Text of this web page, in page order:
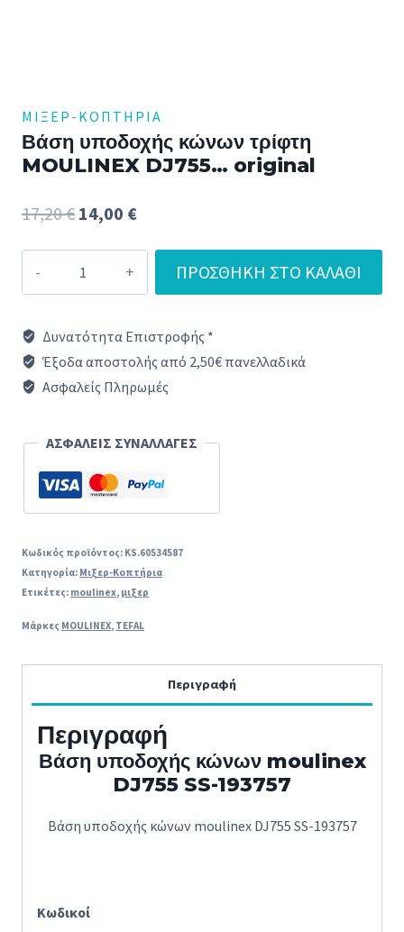
ΜΙΞΕΡ-ΚΟΠΤΉΡΙΑ
Βάση υποδοχής κώνων τρίφτη
MOULINEX DJ755… original
17,20€ Original
price
was:
14,00 €Η
τρέχουσα
14,00 €.
υποδοχής
τρίφτη
MOULINEX
original
ΠΡΟΣΘΉΚΗ ΣΤΟ ΚΑΛΆΘΙ
Δυνατότητα Επιστροφής *
Έξοδα αποστολής από 2,50€ πανελλαδικά
Ασφαλείς Πληρωμές
ΑΣΦΑΛΕΙΣ ΣΥΝΑΛΛΑΓΕΣ
Κωδικός προϊόντος: KS.60534587
Κατηγορία: Μιξερ-Κοπτήρια
Ετικέτες: moulinex, μιξερ
Μάρκες MOULINEX, TEFAL
Περιγραφή
Περιγραφή
Βάση υποδοχής κώνων moulinex
DJ755 SS-193757
Βάση υποδοχής κώνων moulinex DJ755 SS-193757
Κωδικοί